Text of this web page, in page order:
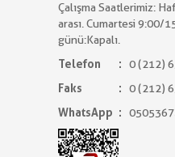
Çalışma Saatlerimiz:
arası. Cumartesi 9:00/
günü:Kapalı.
Telefon
0 (212)
Faks
0 (212)
WhatsApp